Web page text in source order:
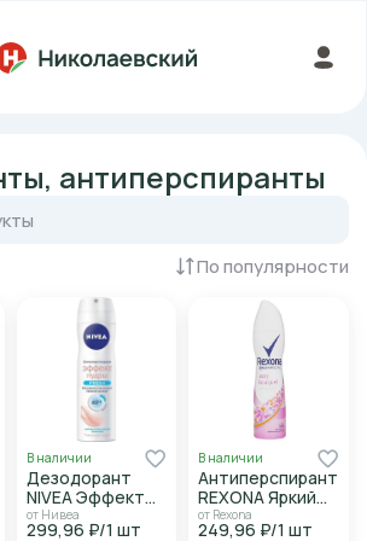
антиперспиранты
По популярности
В наличии
Дезодорант
NIVEA Эффект
пудры д/жен
150мл
от Нивеа
299,96 ₽/1 шт
В наличии
Антиперспирант
REXONA Яркий
букет д/жен
150мл
от Rexona
249,96 ₽/1 шт